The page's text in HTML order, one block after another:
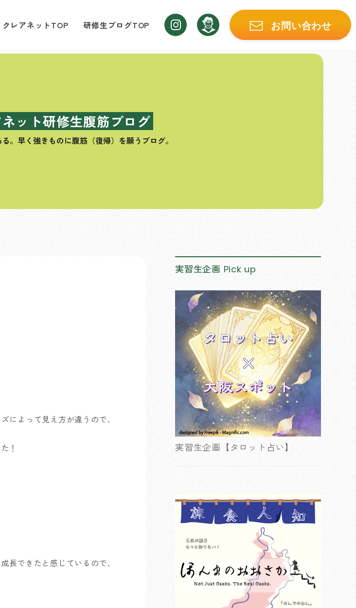
クレアネットTOP 研修生ブログTOP お問い合わせ
ット研修生腹筋ブログ
。 早く強きものに腹筋（復帰）を願うブログ。
によって見え方が違うので、
！
長できたと感じているので、
実習生企画 Pick up
実習生企画【タロット占い】